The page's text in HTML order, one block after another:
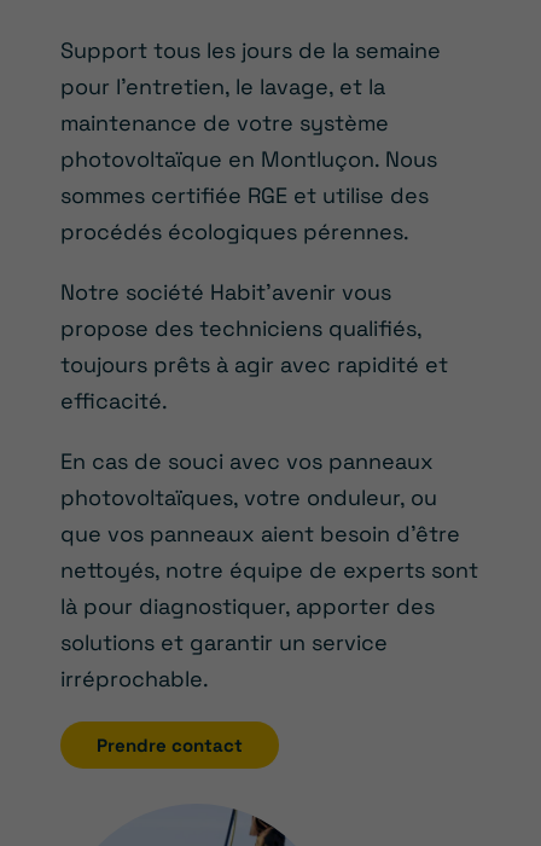
Support tous les jours de la semaine
pour l’entretien, le lavage, et la
maintenance de votre système
photovoltaïque en Montluçon. Nous
sommes certifiée RGE et utilise des
procédés écologiques pérennes.
Notre société Habit’avenir vous
propose des techniciens qualifiés,
toujours prêts à agir avec rapidité et
efficacité.
En cas de souci avec vos panneaux
photovoltaïques, votre onduleur, ou
que vos panneaux aient besoin d’être
nettoyés, notre équipe de experts sont
là pour diagnostiquer, apporter des
solutions et garantir un service
irréprochable.
Prendre contact